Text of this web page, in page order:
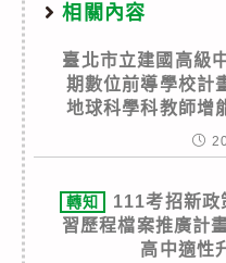
相關內容
臺北市立建國高級
期數位前導學校計
地球科學科教師增
轉知
111考招新政
習歷程檔案推廣計
高中適性